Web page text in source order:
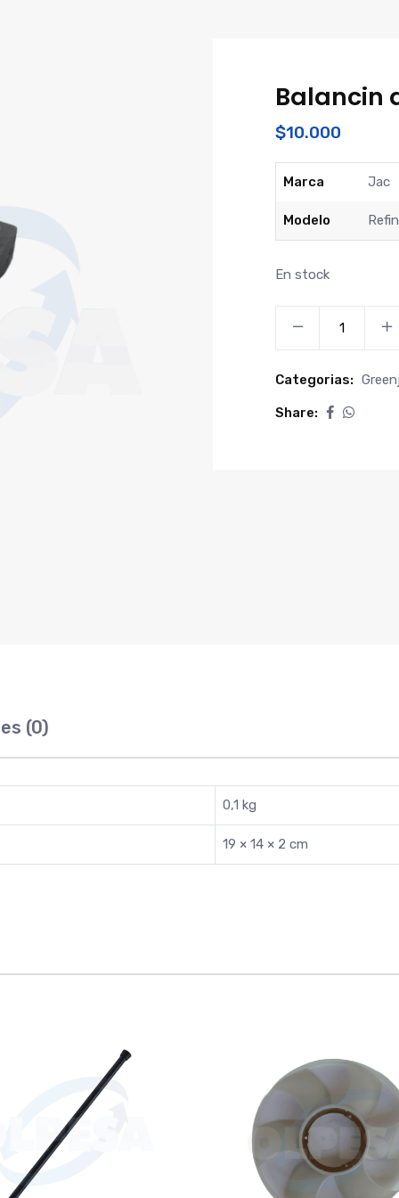
Balancin
$10.000
Marca Jac
Modelo
En stock
corto
)
Categorias:
Share:
(0)
0,1 kg
19 × 14 × 2 cm